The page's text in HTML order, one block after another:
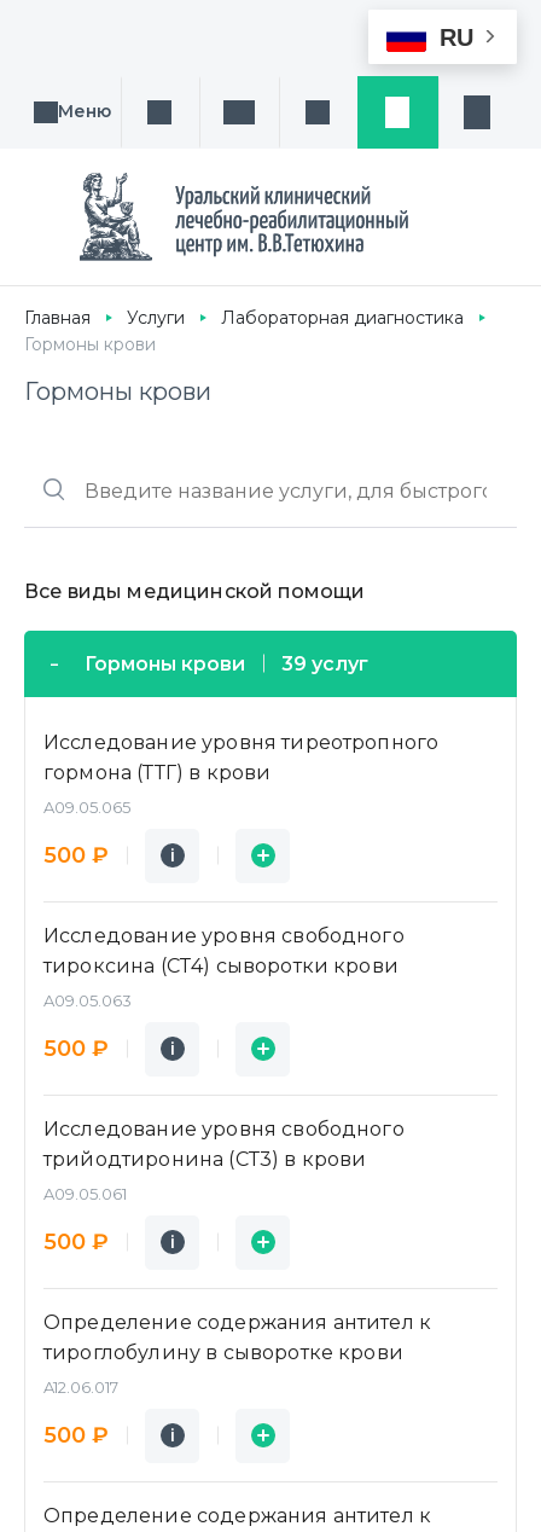
RU
Меню Поиск услуги, направления или врача
Написать намЗаказ звонка
Главная Услуги
Лабораторная диагностика
Гормоны крови
Гормоны крови
Все виды медицинской помощи
Гормоны крови 39 услуг
Исследование уровня тиреотропного
гормона (ТТГ) в крови
A09.05.065
500 ₽ i
Подробнее
i
Заявка
Исследование уровня свободного
тироксина (СТ4) сыворотки крови
A09.05.063
500 ₽ i
Подробнее
i
Заявка
Исследование уровня свободного
трийодтиронина (СТ3) в крови
A09.05.061
500 ₽ i
Подробнее
i
Заявка
Определение содержания антител к
тироглобулину в сыворотке крови
A12.06.017
500 ₽ i
Подробнее
i
Заявка
Определение содержания антител к